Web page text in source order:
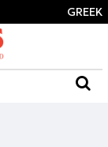
GREEK